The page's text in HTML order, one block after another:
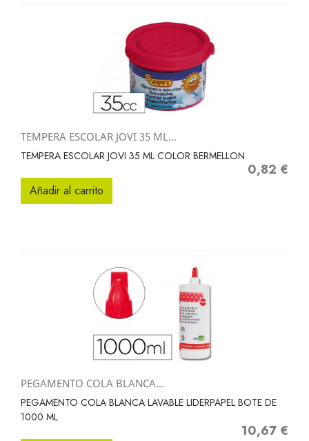
TEMPERA ESCOLAR JOVI 35 ML...
TEMPERA ESCOLAR JOVI 35 ML COLOR BERMELLON
Precio
0,82 €
Añadir al carrito
PEGAMENTO COLA BLANCA...
PEGAMENTO COLA BLANCA LAVABLE LIDERPAPEL BOTE DE
1000 ML
Precio
10,67 €